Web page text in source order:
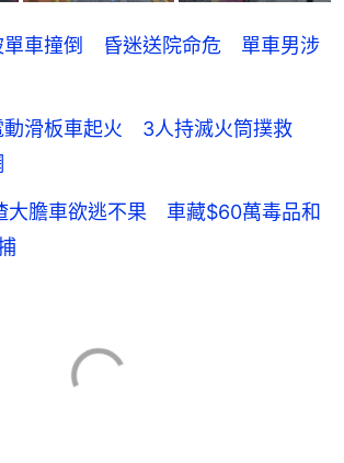
單車撞倒 昏迷送院命危 單車男涉
動滑板車起火 3人持滅火筒撲救
大膽車欲逃不果 車藏$60萬毒品和